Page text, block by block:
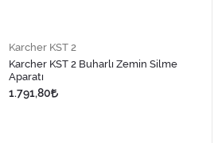
Karcher KST 2
Karcher KST 2 Buharlı Zemin Silme
Aparatı
1.791,80